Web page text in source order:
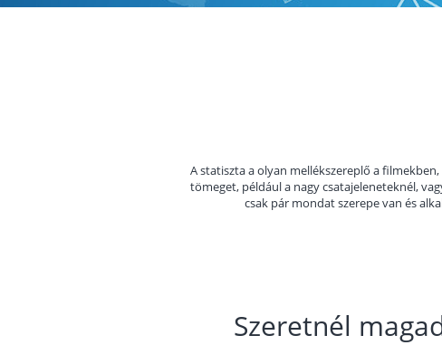
A statiszta a olyan mellékszereplő a
tömeget, például a nagy csatajeleneteknél,
csak pár mondat szerepe van és
Szeretnél